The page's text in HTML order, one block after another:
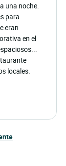
una noche.
para
eran
en el
locales.